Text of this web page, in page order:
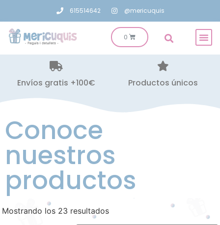
615514642 @mericuquis
Envíos gratis +100€ Productos únicos
Conoce
nuestros
productos
Mostrando los 23 resultados